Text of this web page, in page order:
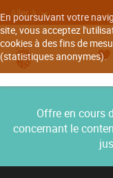
En poursuivant votre
site, vous acceptez
cookies à des fins de
(statistiques anonymes).
Aller à
Offre en cours
concernant le